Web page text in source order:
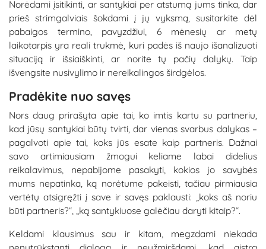
Norėdami įsitikinti, ar santykiai per atstumą jums tinka, dar
prieš strimgalviais šokdami į jų vyksmą, susitarkite dėl
pabaigos termino, pavyzdžiui, 6 mėnesių ar metų
laikotarpis yra reali trukmė, kuri padės iš naujo išanalizuoti
situaciją ir išsiaiškinti, ar norite tų pačių dalykų. Taip
išvengsite nusivylimo ir nereikalingos širdgėlos.
Pradėkite nuo savęs
Nors daug prirašyta apie tai, ko imtis kartu su partneriu,
kad jūsų santykiai būtų tvirti, dar vienas svarbus dalykas –
pagalvoti apie tai, koks jūs esate kaip partneris. Dažnai
savo artimiausiam žmogui keliame labai didelius
reikalavimus, nepabijome pasakyti, kokios jo savybės
mums nepatinka, ką norėtume pakeisti, tačiau pirmiausia
vertėtų atsigręžti į save ir savęs paklausti: „koks aš noriu
būti partneris?“, „ką santykiuose galėčiau daryti kitaip?“.
Keldami klausimus sau ir kitam, megzdami niekada